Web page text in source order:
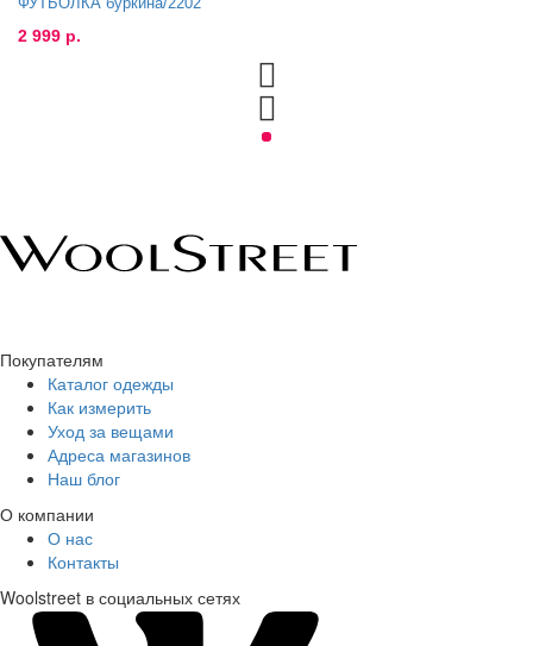
2 999 р.
Покупателям
Каталог одежды
Как измерить
Уход за вещами
Адреса магазинов
Наш блог
О компании
О нас
Контакты
Woolstreet в социальных сетях